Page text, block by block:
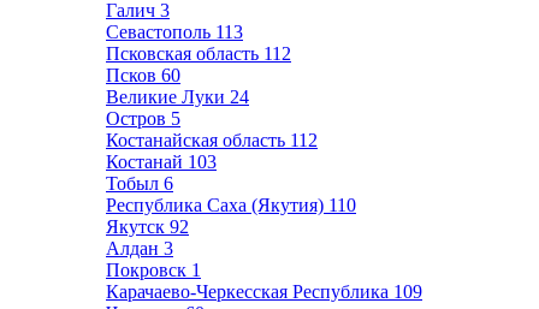
Галич 3
Севастополь 113
Псковская область 112
Псков 60
Великие Луки 24
Остров 5
Костанайская область 112
Костанай 103
Тобыл 6
Республика Саха (Якутия) 110
Якутск 92
Алдан 3
Покровск 1
Карачаево-Черкесская Республика 109